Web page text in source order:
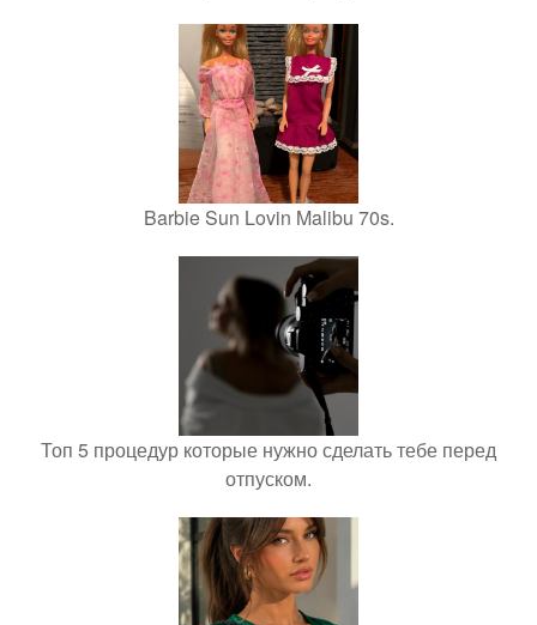
Barbie Sun Lovin Malibu 70s.
Топ 5 процедур которые нужно сделать тебе перед
отпуском.